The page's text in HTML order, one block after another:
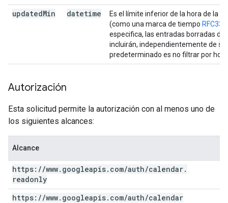
updatedMin datetime
Es el límite inferior de la hora de la
(como una marca de tiempo
especifica, las entradas borradas
incluirán, independientemente de
predeterminado es no filtrar por
Autorización
Esta solicitud permite la autorización con al menos uno de
los siguientes alcances:
Alcance
https: //www. googleapis. com/auth/calendar.
readonly
https: //www. googleapis. com/auth/calendar